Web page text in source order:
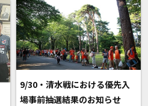
9/30・清水戦における優先入
場事前抽選結果のお知らせ